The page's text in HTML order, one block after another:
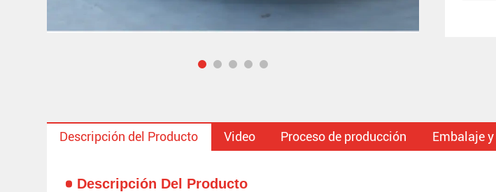
Descripción del Producto Video Proceso de producción Embalaje
Descripción Del Producto